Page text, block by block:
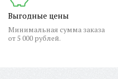
Выгодные цены
Минимальная сумма заказа
от 5 000 рублей.